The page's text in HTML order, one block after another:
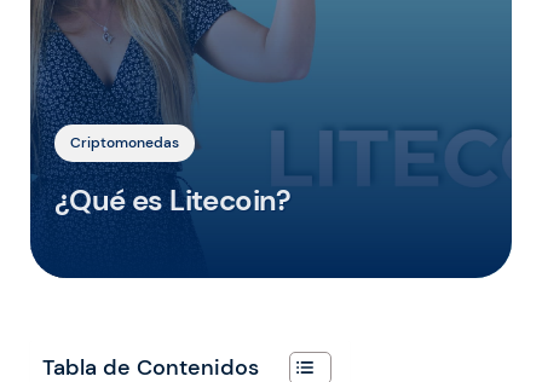
Criptomonedas
¿Qué es Litecoin?
Tabla de Contenidos